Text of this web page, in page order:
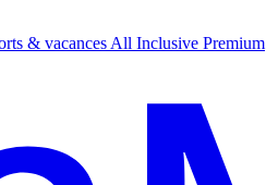
& vacances All Inclusive Premium